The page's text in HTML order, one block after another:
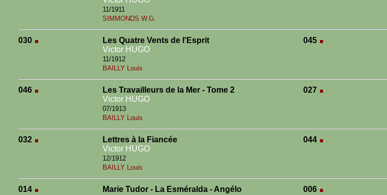
11/1911
SIMMONDS W.G.
030
Les Quatre Vents de l'Esprit
Victor HUGO
11/1912
BAILLY Louis
045
046
Les Travailleurs de la Mer - Tome 2
Victor HUGO
07/1913
BAILLY Louis
027
032
Lettres à la Fiancée
Victor HUGO
12/1912
BAILLY Louis
044
014
Marie Tudor - La Esméralda - Angélo
006